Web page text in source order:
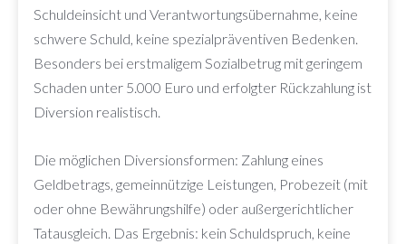
Schuldeinsicht und Verantwortungsübernahme, keine
schwere Schuld, keine spezialpräventiven Bedenken.
Besonders bei erstmaligem Sozialbetrug mit geringem
Schaden unter 5.000 Euro und erfolgter Rückzahlung ist
Diversion realistisch.
Die möglichen Diversionsformen: Zahlung eines
Geldbetrags, gemeinnützige Leistungen, Probezeit (mit
oder ohne Bewährungshilfe) oder außergerichtlicher
Tatausgleich. Das Ergebnis: kein Schuldspruch, keine